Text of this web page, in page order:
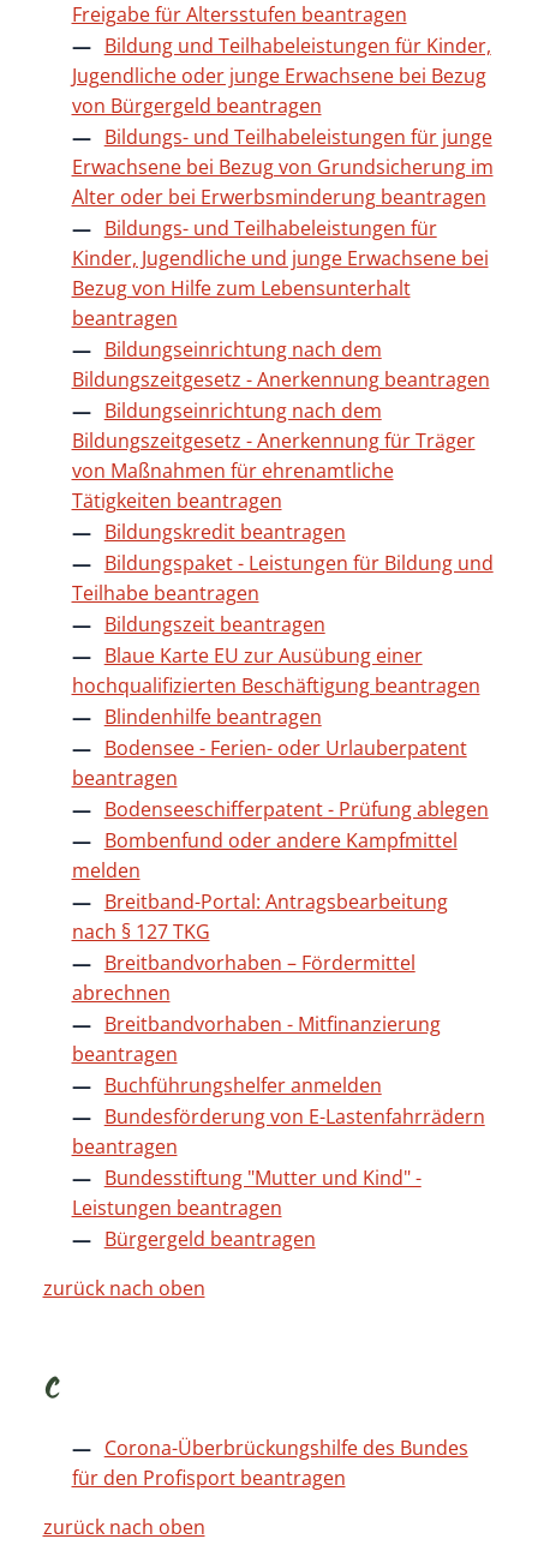
Freigabe für Altersstufen beantragen
Bildung und Teilhabeleistungen für Kinder,
Jugendliche oder junge Erwachsene bei Bezug
von Bürgergeld beantragen
Bildungs- und Teilhabeleistungen für junge
Erwachsene bei Bezug von Grundsicherung im
Alter oder bei Erwerbsminderung beantragen
Bildungs- und Teilhabeleistungen für
Kinder, Jugendliche und junge Erwachsene bei
Bezug von Hilfe zum Lebensunterhalt
beantragen
Bildungseinrichtung nach dem
Bildungszeitgesetz - Anerkennung beantragen
Bildungseinrichtung nach dem
Bildungszeitgesetz - Anerkennung für Träger
von Maßnahmen für ehrenamtliche
Tätigkeiten beantragen
Bildungskredit beantragen
Bildungspaket - Leistungen für Bildung und
Teilhabe beantragen
Bildungszeit beantragen
Blaue Karte EU zur Ausübung einer
hochqualifizierten Beschäftigung beantragen
Blindenhilfe beantragen
Bodensee - Ferien- oder Urlauberpatent
beantragen
Bodenseeschifferpatent - Prüfung ablegen
Bombenfund oder andere Kampfmittel
melden
Breitband-Portal: Antragsbearbeitung
nach § 127 TKG
Breitbandvorhaben – Fördermittel
abrechnen
Breitbandvorhaben - Mitfinanzierung
beantragen
Buchführungshelfer anmelden
Bundesförderung von E-Lastenfahrrädern
beantragen
Bundesstiftung "Mutter und Kind" -
Leistungen beantragen
Bürgergeld beantragen
zurück nach oben
C
Corona-Überbrückungshilfe des Bundes
für den Profisport beantragen
zurück nach oben